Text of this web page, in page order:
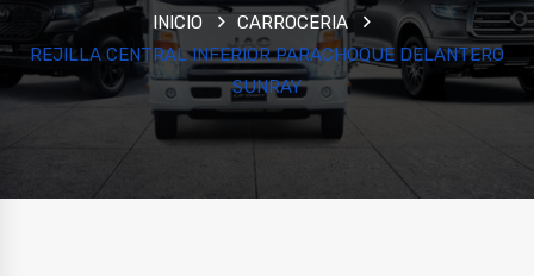
INICIO
CARROCERIA
REJILLA CENTRAL INFERIOR PARACHOQUE DELANTERO
SUNRAY